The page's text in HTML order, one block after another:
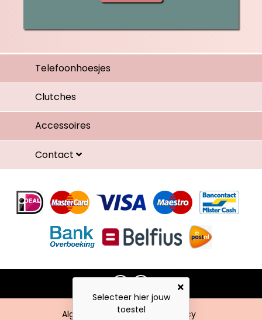
Telefoonhoesjes
Clutches
Accessoires
Contact
Algemene voorwaarden Privacy
Selecteer hier jouw
toestel